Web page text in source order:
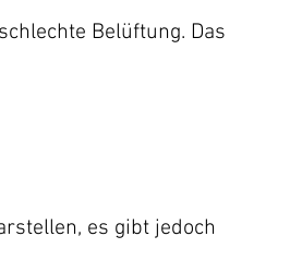
Belüftung. Das
es gibt jedoch